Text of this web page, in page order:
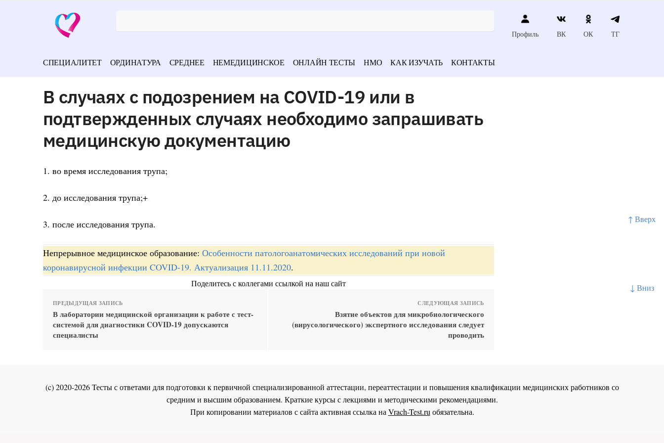
↑ Вверх
↓ Вниз
Профиль ВК ОК ТГ
СПЕЦИАЛИТЕТ ОРДИНАТУРА СРЕДНЕЕ НЕМЕДИЦИНСКОЕ ОНЛАЙН ТЕСТЫ НМО КАК ИЗУЧАТЬ КОНТАКТЫ
В случаях с подозрением на COVID-19 или в
подтвержденных случаях необходимо запрашивать
медицинскую документацию
1. во время исследования трупа;
2. до исследования трупа;+
3. после исследования трупа.
Непрерывное медицинское образование: Особенности патологоанатомических исследований при новой
коронавирусной инфекции COVID-19. Актуализация 11.11.2020.
Поделитесь с коллегами ссылкой на наш сайт
ПРЕДЫДУЩАЯ ЗАПИСЬ
В лаборатории медицинской организации к работе с тест-
системой для диагностики COVID-19 допускаются
специалисты
СЛЕДУЮЩАЯ ЗАПИСЬ
Взятие объектов для микробиологического
(вирусологического) экспертного исследования следует
проводить
(c) 2020-2026 Тесты с ответами для подготовки к первичной специализированной аттестации, переаттестации и повышения квалификации медицинских работников со
средним и высшим образованием. Краткие курсы с лекциями и методическими рекомендациями.
При копировании материалов с сайта активная ссылка на Vrach-Test.ru обязательна.